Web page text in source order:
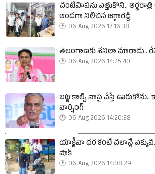
చంటిపాపను ఎత్తుకొని.. అర్ధరాత్రి
అండగా నిలిచిన జగ్గారెడ్డి
06 Aug 2026 17:16:38
తెలంగాణకు శనిలా మారాడు..
06 Aug 2026 14:25:40
బట్ట కాల్చి నాపై వేస్తే ఊరుకోను..
వార్నింగ్
06 Aug 2026 14:20:38
యాక్టీవా ధర కంటే చలాన్లే
షాక్
06 Aug 2026 14:08:29